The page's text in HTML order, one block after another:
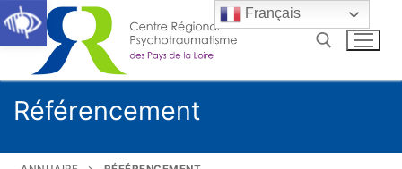
Ouvrir la barre d’outils
Référencement
Français